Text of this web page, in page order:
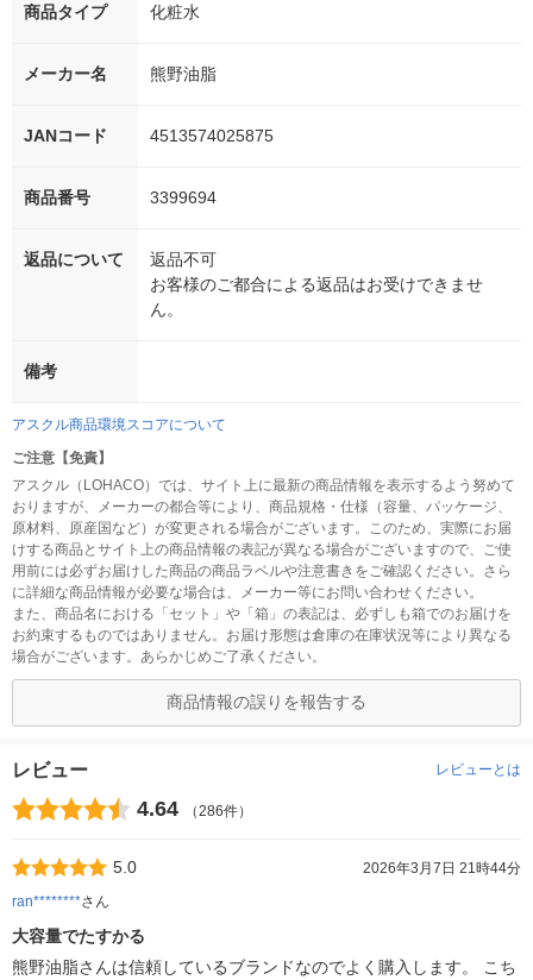
商品タイプ 化粧水
メーカー名 熊野油脂
JANコード 4513574025875
商品番号 3399694
返品について
返品不可
お客様のご都合による返品はお受けできませ
ん。
備考
アスクル商品環境スコアについて
ご注意【免責】
アスクル（LOHACO）では、サイト上に最新の商品情報を表示するよう努めて
おりますが、メーカーの都合等により、商品規格・仕様（容量、パッケージ、
原材料、原産国など）が変更される場合がございます。このため、実際にお届
けする商品とサイト上の商品情報の表記が異なる場合がございますので、ご使
用前には必ずお届けした商品の商品ラベルや注意書きをご確認ください。さら
に詳細な商品情報が必要な場合は、メーカー等にお問い合わせください。
また、商品名における「セット」や「箱」の表記は、必ずしも箱でのお届けを
お約束するものではありません。お届け形態は倉庫の在庫状況等により異なる
場合がございます。あらかじめご了承ください。
商品情報の誤りを報告する
レビュー レビューとは
4.64 （286件）
5.0
2026年3月7日 21時44分
ran********さん
大容量でたすかる
熊野油脂さんは信頼しているブランドなのでよく購入します。 こち